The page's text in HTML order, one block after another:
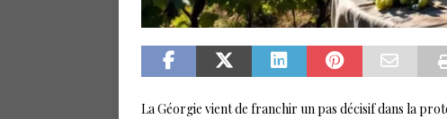
La Géorgie vient de franchir un pas décisif dans la